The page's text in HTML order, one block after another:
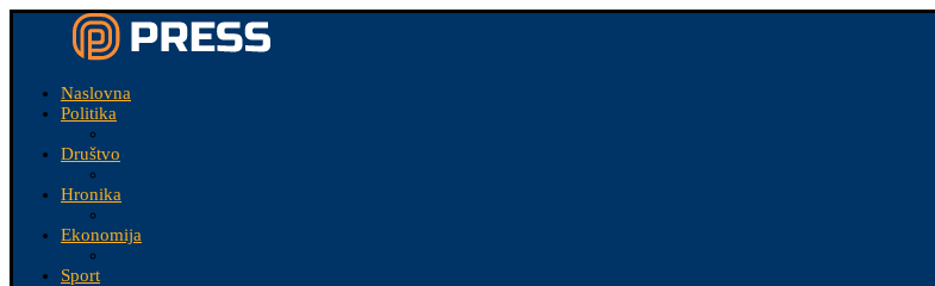
Naslovna
Politika
Društvo
Hronika
Ekonomija
Sport